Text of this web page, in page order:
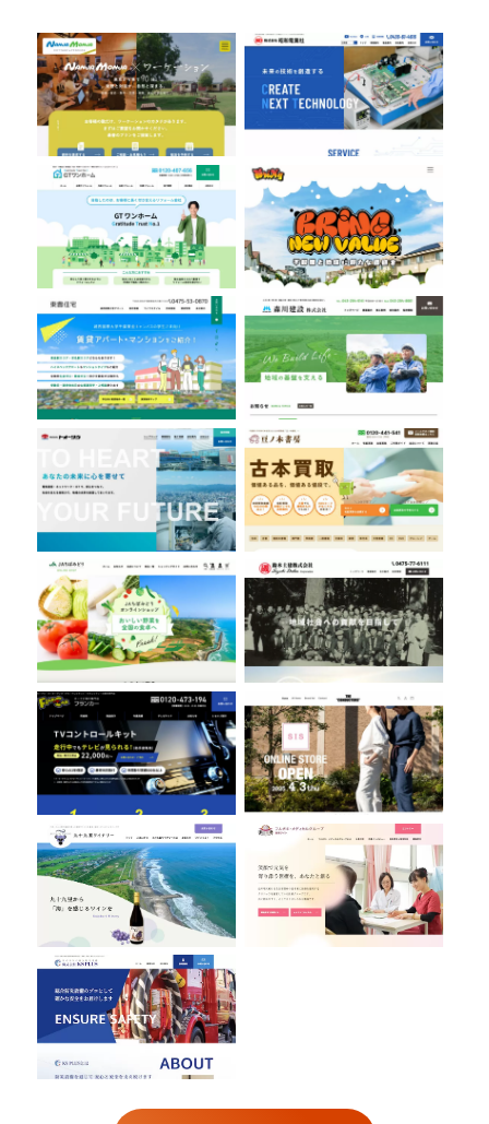
株式会社GTワンホーム 株式会社Bring
有限会社東豊住宅 森川建設株式会社
株式会社トオーツウ 豆ノ木書房
ちばみどり農業協同組合 鈴木土建株式会社
フランカー株式会社 THE CONDUCTORS
九十九里ワイナリー フルガキ・メディカルグループ
株式会社KS PLUS